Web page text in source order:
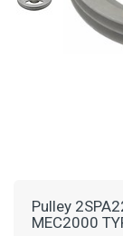
Pulley
MEC2000